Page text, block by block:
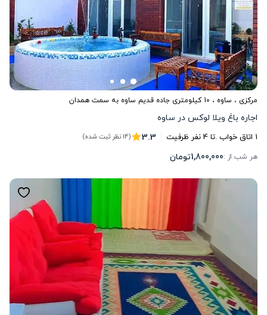
مرکزی ، ساوه ، 10 کیلومتری جاده قدیم ساوه به سمت همدان
اجاره باغ ویلا لوکس در ساوه
1 اتاق خواب .تا4نفر ظرفیت 3.3 (14 نظر ثبت شده)
هر شب از :1,800,000تومان